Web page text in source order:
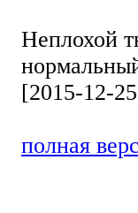
Неплохой
[2015-12-
полная